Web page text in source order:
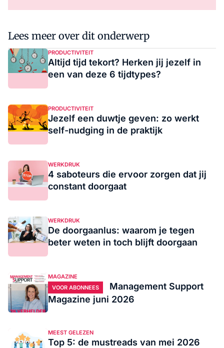
Lees meer over dit onderwerp
PRODUCTIVITEIT
Altijd tijd tekort? Herken jij jezelf in
een van deze 6 tijdtypes?
PRODUCTIVITEIT
Jezelf een duwtje geven: zo werkt
self-nudging in de praktijk
WERKDRUK
4 saboteurs die ervoor zorgen dat jij
constant doorgaat
WERKDRUK
De doorgaanlus: waarom je tegen
beter weten in toch blijft doorgaan
MAGAZINE
VOOR ABONNEES
Management Support
Magazine juni 2026
MEEST GELEZEN
Top 5: de mustreads van mei 2026